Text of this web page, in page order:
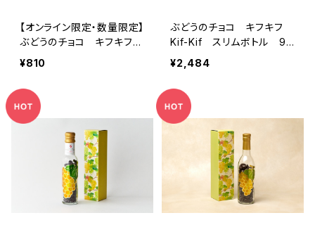
【オンライン限定・数量限定】
ぶどうのチョコ キフキフ
ミニ缶（ジュランソン）
¥810
ぶどうのチョコ キフキフ
Kif-Kif スリムボトル 95
g
¥2,484